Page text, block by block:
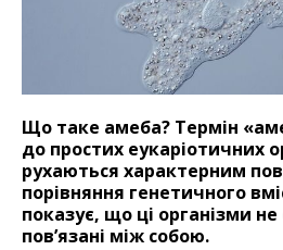
Що таке амеба? Термін
до простих еукаріотичних
рухаються характерним
порівняння генетичного
показує, що ці організми не
пов’язані між собою.